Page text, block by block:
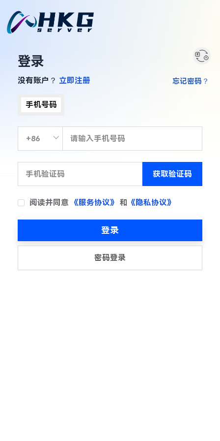
登录
没有账户？ 立即注册
手机号码
获取验证码
阅读并同意 《服务协议》 和 《隐私协议》
忘记密码？
登录
密码登录